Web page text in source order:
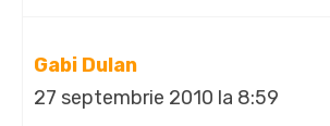
Gabi Dulan
27 septembrie 2010 la 8:59